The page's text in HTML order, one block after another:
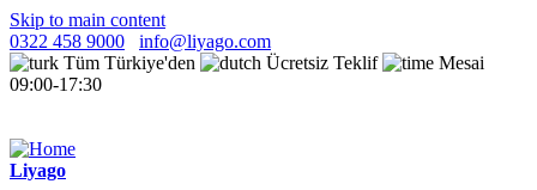
Skip to main content
0322 458 9000
info@liyago.com
Tüm Türkiye'den
Ücretsiz Teklif
Mesai
09:00-17:30
Liyago